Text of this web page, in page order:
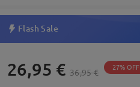
Flash Sale
26,95 € 36,95 € 27% OFF